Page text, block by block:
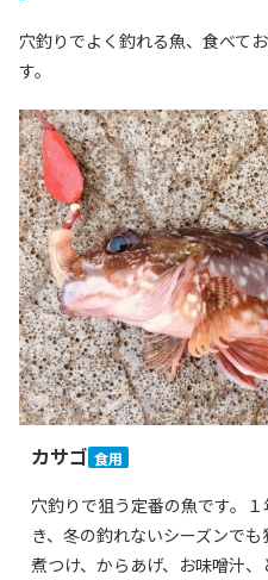
穴釣りでよく釣れる魚、食べて
す。
カサゴ 食用
穴釣りで狙う定番の魚です。
き、冬の釣れないシーズンでも
煮つけ、からあげ、お味噌汁